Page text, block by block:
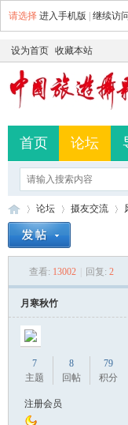
请选择 进入手机版 继续访
设为首页 收藏本站
首页 论坛
论坛
›
摄友交流
›
查看: 13002 回复: 2
月寒秋竹
7
主题
8
回帖
79
积分
注册会员